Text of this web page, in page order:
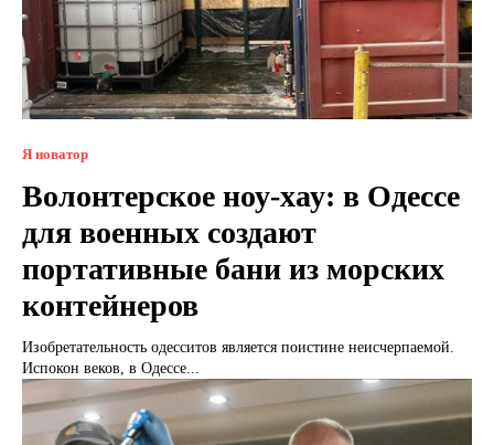
Я новатор
Волонтерское ноу-хау: в Одессе
для военных создают
портативные бани из морских
контейнеров
Изобретательность одесситов является поистине неисчерпаемой.
Испокон веков, в Одессе...